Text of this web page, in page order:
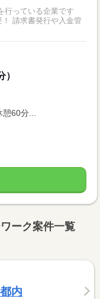
行っている企業です
請求書発行や入金管
憩60分...
ーク案件一覧
内